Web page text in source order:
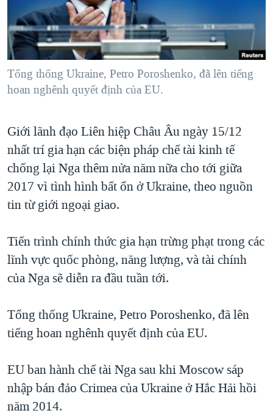
"Tìm"NGƯỜI VIỆT HẢI NGOẠI
ĐỜI SỐNG
KINH TẾ
KHOA HỌC
THỂ THAO
GIÁO DỤC
HÀNH TRÌNH BẦU CỬ 2024
MỘT NĂM CHIẾN TRANH TẠI DẢI GAZA
GIẢI MÃ VÀNH ĐAI & CON ĐƯỜNG
NGÀY TỊ NẠN THẾ GIỚI
GROUND ZERO – XƯA VÀ NAY
CHI PHÍ CHIẾN TRANH AFGHANISTAN
CÁC GIÁ TRỊ CỘNG HÒA Ở VIỆT NAM
THƯỢNG ĐỈNH TRUMP-KIM TẠI VIỆT NAM
NGƯ DÂN VIỆT VÀ LÀN SÓNG TRỘM HẢI SÂM
BÊN KIA QUỐC LỘ: TIẾNG VỌNG TỪ NÔNG THÔN MỸ
VIDEO
NGHE
MẠNG XÃ HỘI
Ngôn ngữ khác
Tổng thống Ukraine, Petro Poroshenko, đã lên tiếng
hoan nghênh quyết định của EU.
Giới lãnh đạo Liên hiệp Châu Âu ngày 15/12
nhất trí gia hạn các biện pháp chế tài kinh tế
chống lại Nga thêm nửa năm nữa cho tới giữa
2017 vì tình hình bất ổn ở Ukraine, theo nguồn
tin từ giới ngoại giao.
Tiến trình chính thức gia hạn trừng phạt trong các
lĩnh vực quốc phòng, năng lượng, và tài chính
của Nga sẽ diễn ra đầu tuần tới.
Tổng thống Ukraine, Petro Poroshenko, đã lên
tiếng hoan nghênh quyết định của EU.
EU ban hành chế tài Nga sau khi Moscow sáp
nhập bán đảo Crimea của Ukraine ở Hắc Hải hồi
năm 2014.